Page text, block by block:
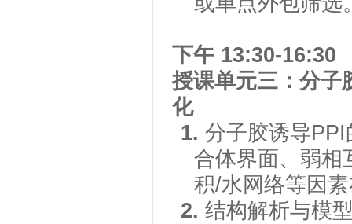
下午 13:30-16:30
授课单元三：分子
化
1.分子胶诱导PPI
合体界面、弱
积/水网络等因
2.结构解析与模